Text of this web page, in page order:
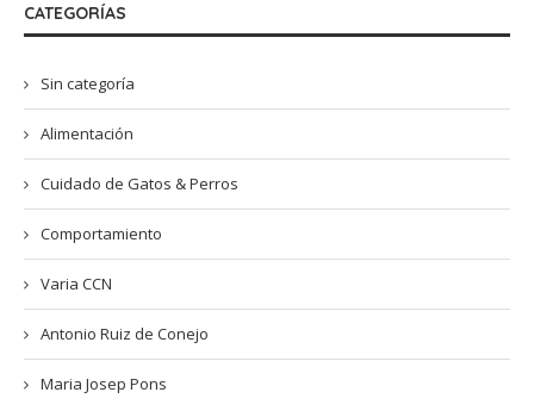
CATEGORÍAS
Sin categoría
Alimentación
Cuidado de Gatos & Perros
Comportamiento
Varia CCN
Antonio Ruiz de Conejo
Maria Josep Pons